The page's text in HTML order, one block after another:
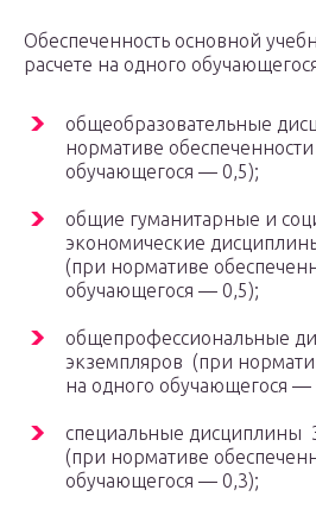
Обеспеченность основной
расчете на одного
общеобразовательные
нормативе
обучающегося — 0,5);
общие гуманитарные и
экономические
(при нормативе
обучающегося — 0,5);
общепрофессиональные
экземпляров (при
на одного обучающегося —
специальные дисциплины
(при нормативе
обучающегося — 0,3);